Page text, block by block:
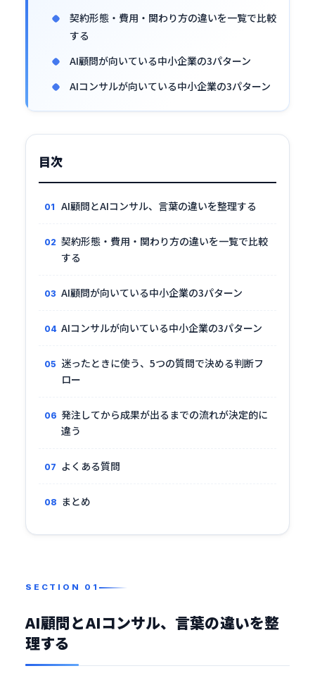
契約形態・費用・関わり方の違いを一覧で比較
する
AI顧問が向いている中小企業の3パターン
AIコンサルが向いている中小企業の3パターン
目次
AI顧問とAIコンサル、言葉の違いを整理する
契約形態・費用・関わり方の違いを一覧で比較
する
AI顧問が向いている中小企業の3パターン
AIコンサルが向いている中小企業の3パターン
迷ったときに使う、5つの質問で決める判断フ
ロー
発注してから成果が出るまでの流れが決定的に
違う
よくある質問
まとめ
AI顧問とAIコンサル、言葉の違いを整
理する